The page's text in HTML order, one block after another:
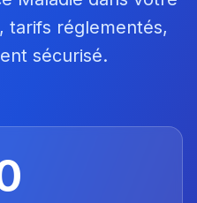
tarifs réglementés,
sécurisé.